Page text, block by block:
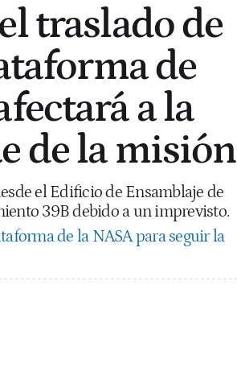
traslado de
de
a la
de la misión
el Edificio de Ensamblaje de
39B debido a un imprevisto.
de la NASA para seguir la